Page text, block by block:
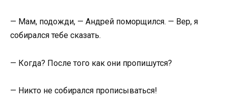
— Мам, подожди, — Андрей поморщился. — Вер, я
собирался тебе сказать.
— Когда? После того как они пропишутся?
— Никто не собирался прописываться!